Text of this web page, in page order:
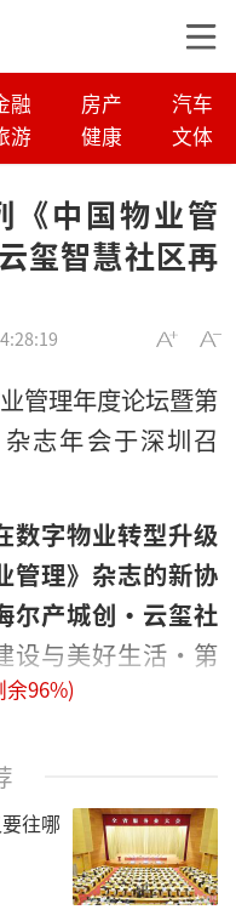
融 房产
汽车
游 健康 文体
《中国物业管
玺智慧社区再
管理年度论坛暨第
志年会于深圳召
数字物业转型升级
管理》杂志的新协
尔产城创·云玺社
设与美好生活·第
暨第三届微视频
生活。
余96%)
往哪